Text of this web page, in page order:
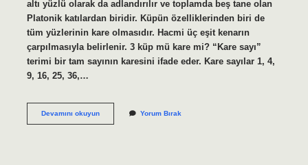
altı yüzlü olarak da adlandırılır ve toplamda beş tane olan
Platonik katılardan biridir. Küpün özelliklerinden biri de
tüm yüzlerinin kare olmasıdır. Hacmi üç eşit kenarın
çarpılmasıyla belirlenir. 3 küp mü kare mi? “Kare sayı”
terimi bir tam sayının karesini ifade eder. Kare sayılar 1, 4,
9, 16, 25, 36,…
Devamını okuyunKare
Yorum Bırak